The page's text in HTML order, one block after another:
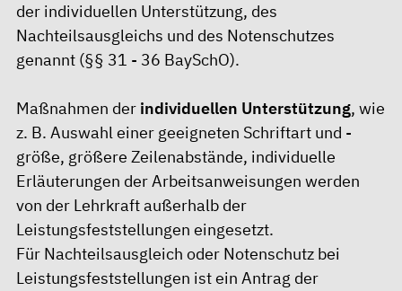
der individuellen Unterstützung, des
Nachteilsausgleichs und des Notenschutzes
genannt (§§ 31 - 36 BaySchO).
Maßnahmen der individuellen Unterstützung, wie
z. B. Auswahl einer geeigneten Schriftart und -
größe, größere Zeilenabstände, individuelle
Erläuterungen der Arbeitsanweisungen werden
von der Lehrkraft außerhalb der
Leistungsfeststellungen eingesetzt.
Für Nachteilsausgleich oder Notenschutz bei
Leistungsfeststellungen ist ein Antrag der